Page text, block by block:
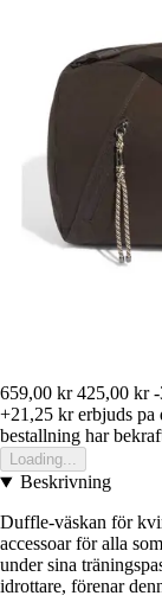
659,00 kr 425,00 kr
+21,25 krerbjuds pa
bestallning har
Loading...
Beskrivning
Duffle-väskan för
accessoar för alla
under sina
idrottare, förenar